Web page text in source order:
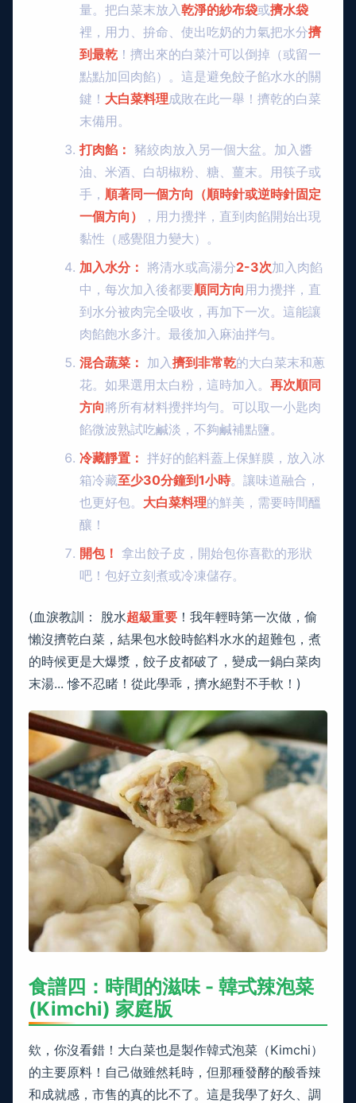
量。把白菜末放入 乾淨的紗布袋或擠水袋
裡，用力、拚命、使出吃奶的力氣把水分擠
到最乾 ！擠出來的白菜汁可以倒掉（或留一
點點加回肉餡）。這是避免餃子餡水水的關
鍵！ 大白菜料理成敗在此一舉！擠乾的白菜
末備用。
打肉餡： 豬絞肉放入另一個大盆。加入醬
油、米酒、白胡椒粉、糖、薑末。用筷子或
手， 順著同一個方向（順時針或逆時針固定
一個方向）
，用力攪拌，直到肉餡開始出現
黏性（感覺阻力變大）。
加入水分： 將清水或高湯分2-3次加入肉餡
中，每次加入後都要順同方向 用力攪拌，直
到水分被肉完全吸收，再加下一次。這能讓
肉餡飽水多汁。最後加入麻油拌勻。
混合蔬菜： 加入 擠到非常乾的大白菜末和蔥
花。如果選用太白粉，這時加入。 再次順同
方向將所有材料攪拌均勻。可以取一小匙肉
餡微波熟試吃鹹淡，不夠鹹補點鹽。
冷藏靜置： 拌好的餡料蓋上保鮮膜，放入冰
箱冷藏至少30分鐘到1小時。讓味道融合，
也更好包。 大白菜料理的鮮美，需要時間醞
釀！
開包！ 拿出餃子皮，開始包你喜歡的形狀
吧！包好立刻煮或冷凍儲存。
(血淚教訓： 脫水超級重要 ！我年輕時第一次做，偷
懶沒擠乾白菜，結果包水餃時餡料水水的超難包，煮
的時候更是大爆漿，餃子皮都破了，變成一鍋白菜肉
末湯... 慘不忍睹！從此學乖，擠水絕對不手軟！)
食譜四：時間的滋味 - 韓式辣泡菜
(Kimchi) 家庭版
欸，你沒看錯！大白菜也是製作韓式泡菜（Kimchi）
的主要原料！自己做雖然耗時，但那種發酵的酸香辣
和成就感，市售的真的比不了。這是我學了好久、調